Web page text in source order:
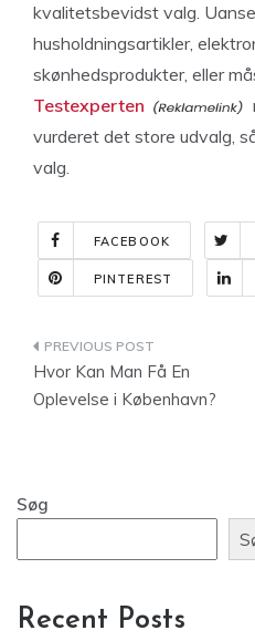
kvalitetsbevidst valg.
husholdningsartikler,
skønhedsprodukter, eller
Testexperten
vurderet det store udvalg,
valg.
FACEBOOK
PINTEREST
Hvor Kan Man Få En
Oplevelse i København?
Søg
Recent Posts